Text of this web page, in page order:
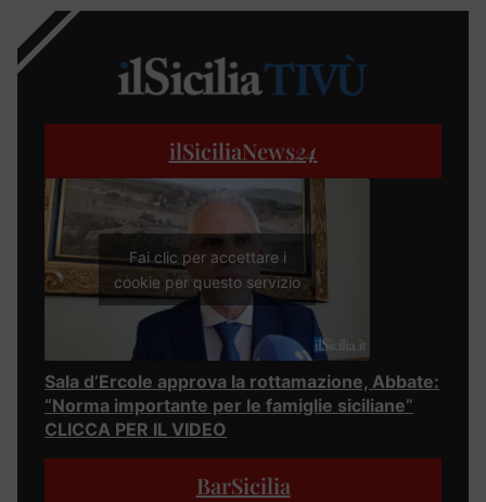
ilSiciliaNews24
Fai clic per accettare i
cookie per questo servizio
Sala d’Ercole approva la rottamazione, Abbate:
“Norma importante per le famiglie siciliane”
CLICCA PER IL VIDEO
BarSicilia